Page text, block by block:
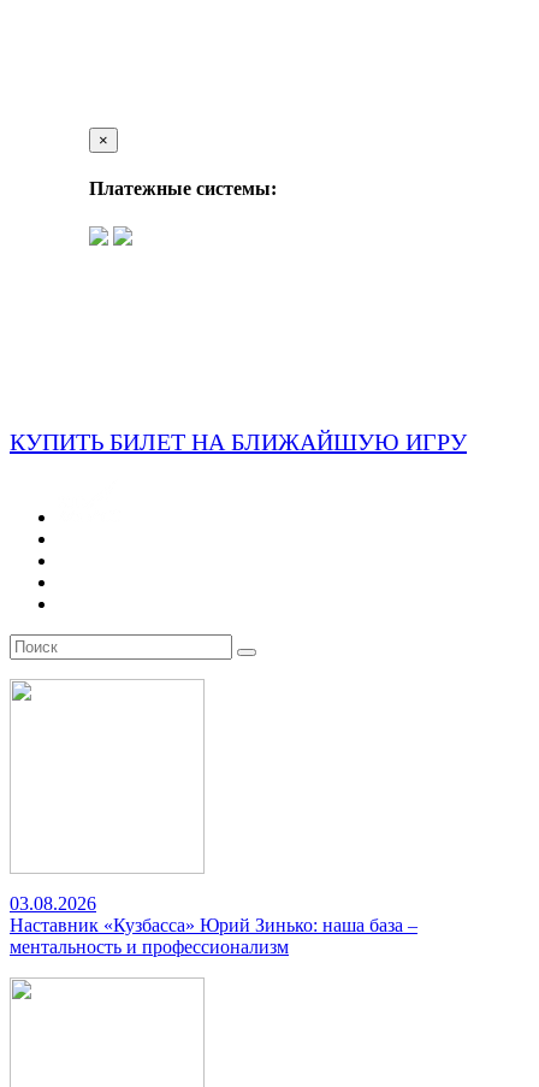
×
Платежные системы:
КУПИТЬ БИЛЕТ НА БЛИЖАЙШУЮ ИГРУ
03.08.2026
Наставник «Кузбасса» Юрий Зинько: наша база –
ментальность и профессионализм